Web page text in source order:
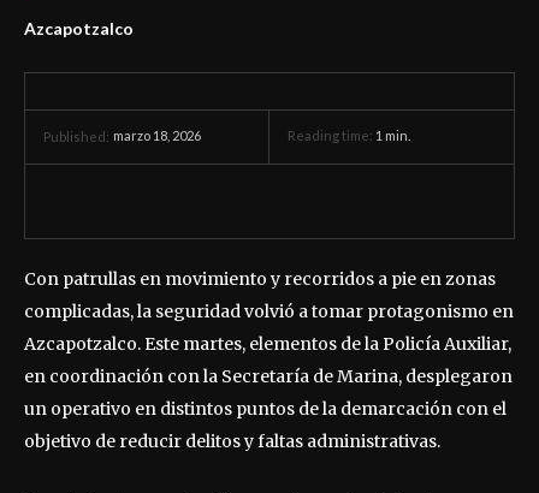
Azcapotzalco
Published: marzo 18, 2026 Reading time: 1 min.
Con patrullas en movimiento y recorridos a pie en zonas
complicadas, la seguridad volvió a tomar protagonismo en
Azcapotzalco. Este martes, elementos de la Policía Auxiliar,
en coordinación con la Secretaría de Marina, desplegaron
un operativo en distintos puntos de la demarcación con el
objetivo de reducir delitos y faltas administrativas.